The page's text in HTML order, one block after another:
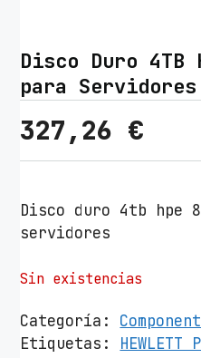
Disco Duro 4TB
para Servidores
327,26 €
Disco duro 4tb hpe
servidores
Sin existencias
Categoría:
Etiquetas: HEWLETT